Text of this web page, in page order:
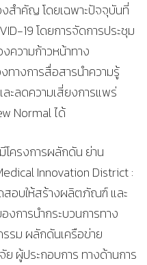
สำคัญ โดยเฉพาะปัจจุบันที่
19 โดยการจัดการประชุม
ความก้าวหน้าทาง
ทางการสื่อสารนำความรู้
ะลดความเสี่ยงการแพร่
Normal ได้
โครงการผลักดัน ย่าน
Innovation District :
สอบให้สร้างผลิตภัณฑ์ และ
การนำกระบวนการทาง
รรม ผลักดันเครือข่าย
ผู้ประกอบการ ทางด้านการ